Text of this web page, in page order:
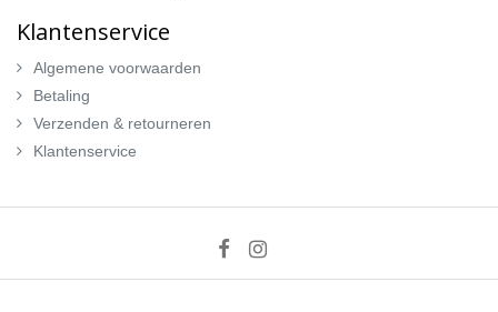
Klantenservice
Algemene voorwaarden
Betaling
Verzenden & retourneren
Klantenservice